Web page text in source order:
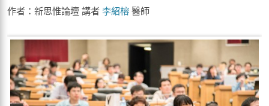
作者：新思惟論壇 講者李紹榕醫師